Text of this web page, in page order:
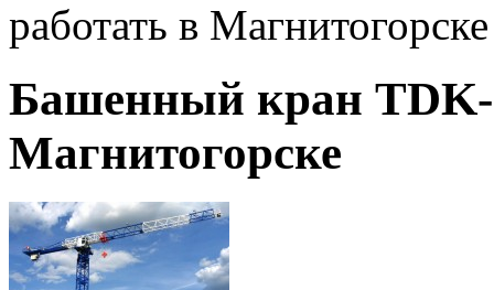
работать в Магнитогорске
Башенный кран TDK-
Магнитогорске